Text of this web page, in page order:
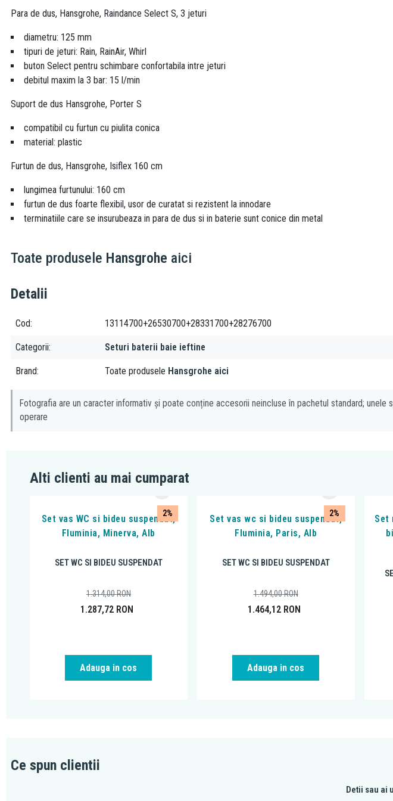
Para de dus, Hansgrohe, Raindance Select S, 3 jeturi
diametru: 125 mm
tipuri de jeturi: Rain, RainAir, Whirl
buton Select pentru schimbare confortabila intre jeturi
debitul maxim la 3 bar: 15 l/min
Suport de dus Hansgrohe, Porter S
compatibil cu furtun cu piulita conica
material: plastic
Furtun de dus, Hansgrohe, Isiflex 160 cm
lungimea furtunului: 160 cm
furtun de dus foarte flexibil, usor de curatat si rezistent la innodare
terminatiile care se insurubeaza in para de dus si in baterie sunt conice din metal
Toate produsele Hansgrohe aici
Detalii
Cod 13114700+26530700+28331700+28276700
Categorii Seturi baterii baie ieftine
Brand Toate produsele Hansgrohe aici
Fotografia are un caracter informativ și poate conține accesorii neincluse în pachetul standard;
operare
Alti clienti au mai cumparat
2%
Set vas WC si bideu suspendat,
Fluminia, Minerva, Alb
SET WC SI BIDEU SUSPENDAT
1.287,72 RON
1.314,00RON
Adauga in cos
2%
Set vas wc si bideu suspendat,
Fluminia, Paris, Alb
SET WC SI BIDEU SUSPENDAT
1.464,12 RON
1.494,00RON
Adauga in cos
Set
Ce spun clientii
Detii sau ai